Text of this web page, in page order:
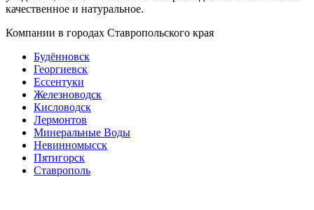
качественное и натуральное.
Компании в городах Ставропольского края
Будённовск
Георгиевск
Ессентуки
Железноводск
Кисловодск
Лермонтов
Минеральные Воды
Невинномысск
Пятигорск
Ставрополь